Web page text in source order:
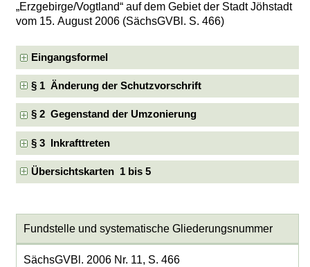
„Erzgebirge/Vogtland“ auf dem Gebiet der Stadt Jöhstadt
vom 15. August 2006 (SächsGVBl. S. 466)
Eingangsformel
§ 1 Änderung der Schutzvorschrift
§ 2 Gegenstand der Umzonierung
§ 3 Inkrafttreten
Übersichtskarten 1 bis 5
Fundstelle und systematische Gliederungsnummer
SächsGVBl. 2006 Nr. 11, S. 466